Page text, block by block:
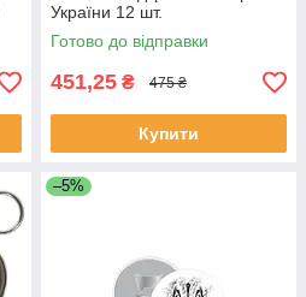
України 12 шт.
Готово до відправки
451,25 ₴ 475 ₴
Купити
–5%